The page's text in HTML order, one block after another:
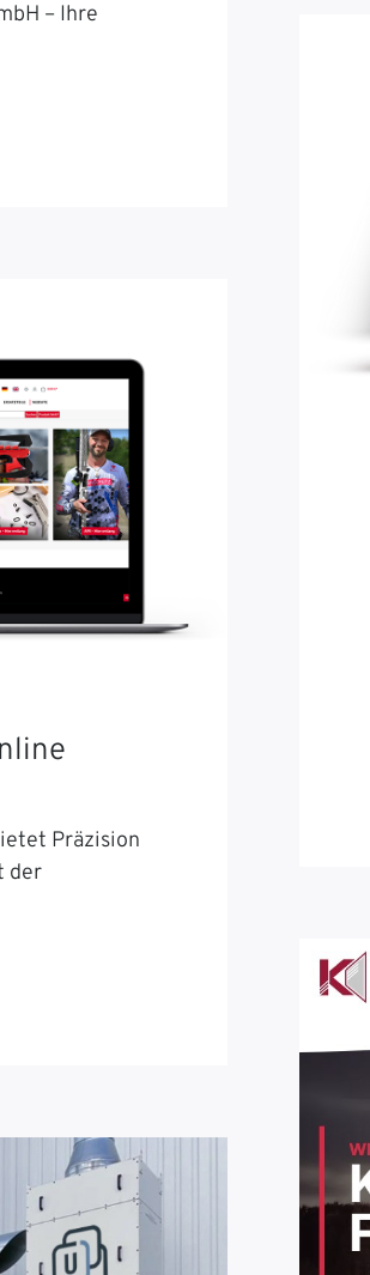
– Ihre
Präzision
der